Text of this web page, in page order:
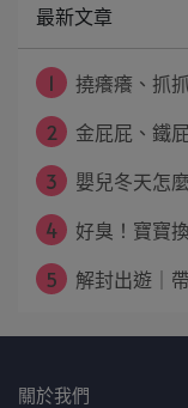
最新文章
1
撓癢癢、抓
2
金屁屁、鐵
3
嬰兒冬天怎
4
好臭！寶寶
5
解封出遊｜
關於我們